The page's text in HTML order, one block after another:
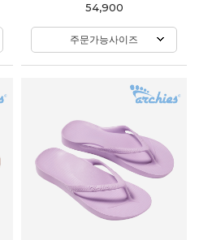
54,900
주문가능사이즈